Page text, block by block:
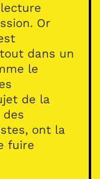
Or
dans un
le
de la
ont la
fuire